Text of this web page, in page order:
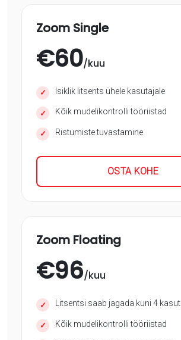
Zoom Single
€60/kuu
✓ Isiklik litsents ühele kasutajale
✓ Kõik mudelikontrolli tööriistad
✓ Ristumiste tuvastamine
OSTA KOHE
Zoom Floating
€96/kuu
✓ Litsentsi saab jagada kuni 4
✓ Kõik mudelikontrolli tööriistad